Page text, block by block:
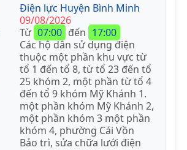
Điện lực Huyện Bình Minh
09/08/2026
Từ 07:00 đến 17:00
Các hộ dân sử dụng điện
thuộc một phần khu vực từ
tổ 1 đến tổ 8, từ tổ 23 đến tổ
25 khóm 2, một phần từ tổ 4
đến tổ 9 khóm Mỹ Khánh 1.
một phần khóm Mỹ Khánh 2,
một phần khóm 3 một phần
khóm 4, phường Cái Vồn
Bảo trì, sửa chữa lưới điện